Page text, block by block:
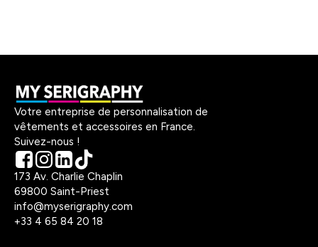
Votre entreprise de personnalisation de
vêtements et accessoires en France.
Suivez-nous !
173 Av. Charlie Chaplin
69800 Saint-Priest
info@myserigraphy.com
+33 4 65 84 20 18